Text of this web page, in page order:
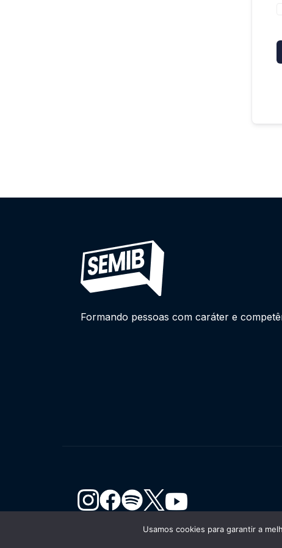
Formando pessoas com caráter e
Usamos cookies para garantir a